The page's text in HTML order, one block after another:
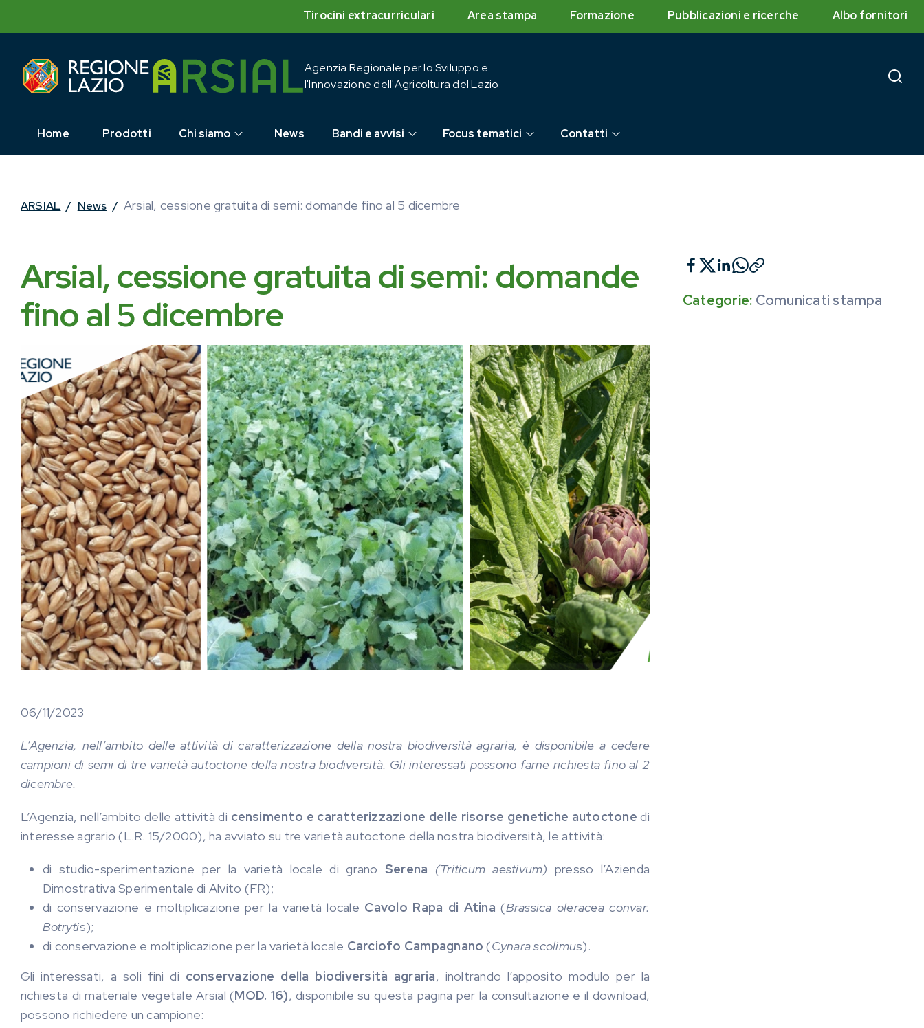
Tirocini extracurriculari Area stampa Formazione Pubblicazioni e ricerche Albo fornitori
Agenzia Regionale per lo Sviluppo e
l'Innovazione dell'Agricoltura del Lazio
Home Prodotti Chi siamo News Bandi e avvisi Focus tematici Contatti
ARSIAL / News / Arsial, cessione gratuita di semi: domande fino al 5 dicembre
Arsial, cessione gratuita di semi: domande
fino al 5 dicembre
06/11/2023
L’Agenzia, nell’ambito delle attività di caratterizzazione della nostra biodiversità agraria, è disponibile a cedere
campioni di semi di tre varietà autoctone della nostra biodiversità. Gli interessati possono farne richiesta fino al 2
dicembre.
L’Agenzia, nell’ambito delle attività di censimento e caratterizzazione delle risorse genetiche autoctone di
interesse agrario (L.R. 15/2000), ha avviato su tre varietà autoctone della nostra biodiversità, le attività:
di studio-sperimentazione per la varietà locale di grano Serena (Triticum aestivum) presso l’Azienda
Dimostrativa Sperimentale di Alvito (FR);
di conservazione e moltiplicazione per la varietà locale Cavolo Rapa di Atina (Brassica oleracea convar.
Botrytis);
di conservazione e moltiplicazione per la varietà locale Carciofo Campagnano (Cynara scolimus).
Gli interessati, a soli fini di conservazione della biodiversità agraria, inoltrando l’apposito modulo per la
richiesta di materiale vegetale Arsial (MOD. 16), disponibile su questa pagina per la consultazione e il download,
possono richiedere un campione:
Categorie: Comunicati stampa